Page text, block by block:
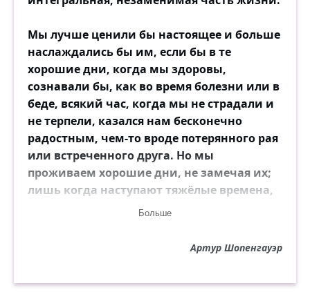
Мы лучше ценили бы настоящее и больше
наслаждались бы им, если бы в те
хорошие дни, когда мы здоровы,
сознавали бы, как во время болезни или в
беде, всякий час, когда мы не страдали и
не терпели, казался нам бесконечно
радостным, чем-то вроде потерянного рая
или встреченного друга. Но мы
проживаем хорошие дни, не замечая их;
лишь когда наступают тяжёлые времена,
мы жаждем вернуть их и становимся
кислым лицом тысячи весёлых и
Больше
Артур Шопенгауэр